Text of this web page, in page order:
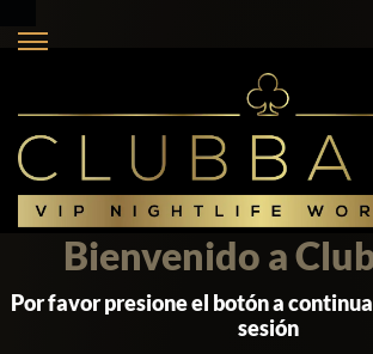
Bienvenido a
Por favor presione el botón a
sesión